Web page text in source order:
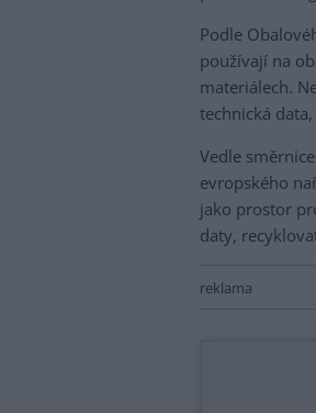
Podle
používají na
materiálech.
technická
Vedle
evropského
jako prostor
daty,
reklama